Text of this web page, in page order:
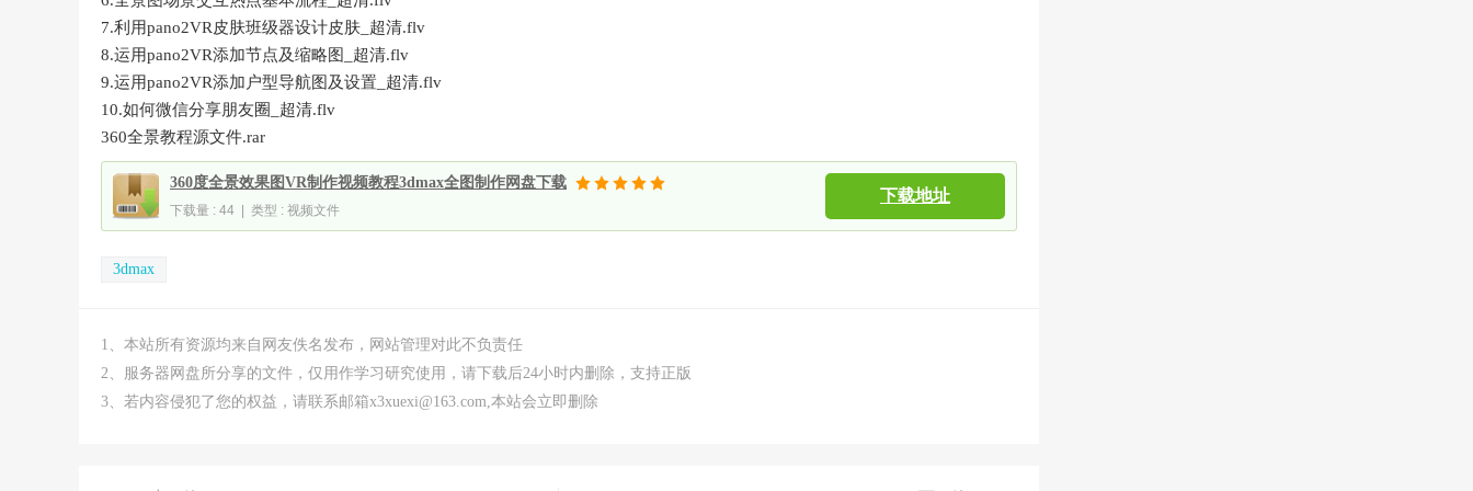
7.利用pano2VR皮肤班级器设计皮肤_超清.flv
8.运用pano2VR添加节点及缩略图_超清.flv
9.运用pano2VR添加户型导航图及设置_超清.flv
10.如何微信分享朋友圈_超清.flv
360全景教程源文件.rar
360度全景效果图VR制作视频教程3dmax全图制作网盘下载
下载量 : 44 | 类型 : 视频文件
下载地址
3dmax
1、本站所有资源均来自网友佚名发布，网站管理对此不负责任
2、服务器网盘所分享的文件，仅用作学习研究使用，请下载后24小时内删除，支持正版
3、若内容侵犯了您的权益，请联系邮箱x3xuexi@163.com,本站会立即删除